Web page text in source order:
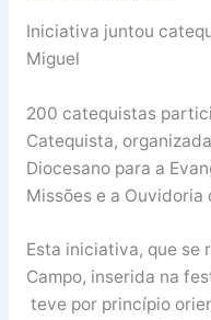
Iniciativa juntou
Miguel
200 catequistas
Catequista,
Diocesano para a
Missões e a Ouvidoria
Esta iniciativa, que se
Campo, inserida na
teve por princípio